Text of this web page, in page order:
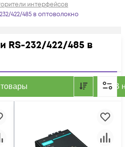
интерфейсов
422/485 в оптоволокно
RS-232/422/485 в
В